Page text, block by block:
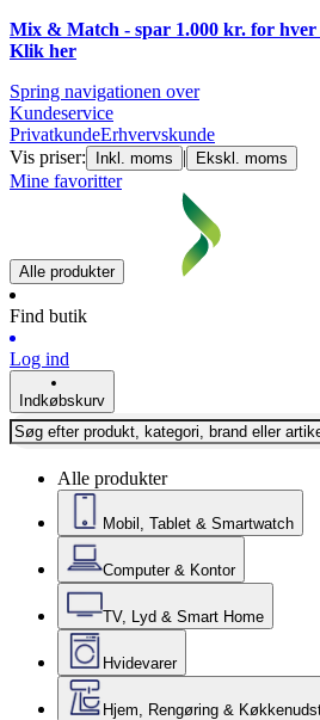
Mix & Match - spar 1.000 kr. for
Klik her
Spring navigationen over
Kundeservice
PrivatkundeErhvervskunde
Vis priser:
Inkl. moms | Ekskl. moms
Mine favoritter
Alle produkter
Find butik
Log ind
Indkøbskurv
Alle produkter
Mobil, Tablet & Smartwatch
Computer & Kontor
TV, Lyd & Smart Home
Hvidevarer
Hjem, Rengøring &